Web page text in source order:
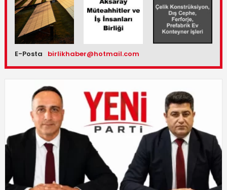
E-Posta birlikhaber@hotmail.com